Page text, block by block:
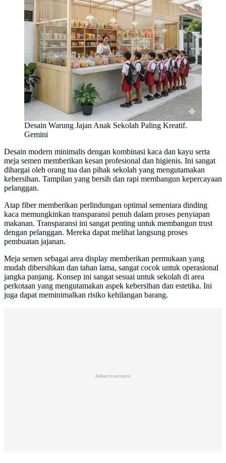
Desain Warung Jajan Anak Sekolah Paling Kreatif.
Gemini
Desain modern minimalis dengan kombinasi kaca dan kayu serta
meja semen memberikan kesan profesional dan higienis. Ini sangat
dihargai oleh orang tua dan pihak sekolah yang mengutamakan
kebersihan. Tampilan yang bersih dan rapi membangun kepercayaan
pelanggan.
Atap fiber memberikan perlindungan optimal sementara dinding
kaca memungkinkan transparansi penuh dalam proses penyiapan
makanan. Transparansi ini sangat penting untuk membangun trust
dengan pelanggan. Mereka dapat melihat langsung proses
pembuatan jajanan.
Meja semen sebagai area display memberikan permukaan yang
mudah dibersihkan dan tahan lama, sangat cocok untuk operasional
jangka panjang. Konsep ini sangat sesuai untuk sekolah di area
perkotaan yang mengutamakan aspek kebersihan dan estetika. Ini
juga dapat meminimalkan risiko kehilangan barang.
Advertisement